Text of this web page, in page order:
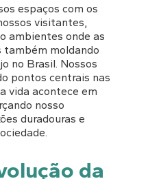
espaços com os
visitantes,
ambientes onde as
também moldando
no Brasil. Nossos
pontos centrais nas
vida acontece em
nosso
duradouras e
da